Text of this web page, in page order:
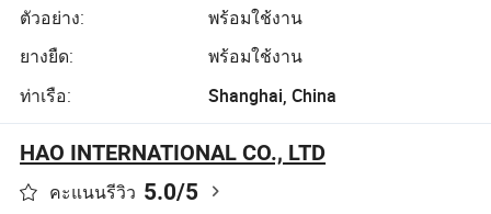
ตัวอย่าง:
พร้อมใช้งาน
ยางยืด:
พร้อมใช้งาน
ท่าเรือ:
Shanghai, China
HAO INTERNATIONAL CO., LTD
คะแนนรีวิว 5.0/5